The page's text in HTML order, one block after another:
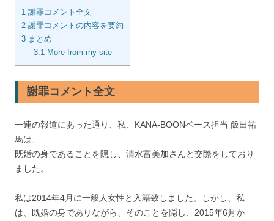
1 謝罪コメント全文
2 謝罪コメントの内容を要約
3 まとめ
3.1More from my site
謝罪コメント全文
一連の報道にあった通り、私、KANA-BOONベース担当 飯田祐
馬は、
既婚の身であることを隠し、清水富美加さんと交際をしており
ました。
私は2014年4月に一般人女性と入籍致しました。しかし、私
は、既婚の身でありながら、そのことを隠し、2015年6月か